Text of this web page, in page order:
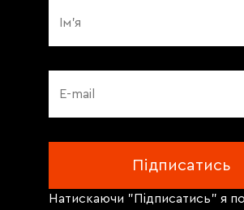
Натискаючи "Підписатись" я